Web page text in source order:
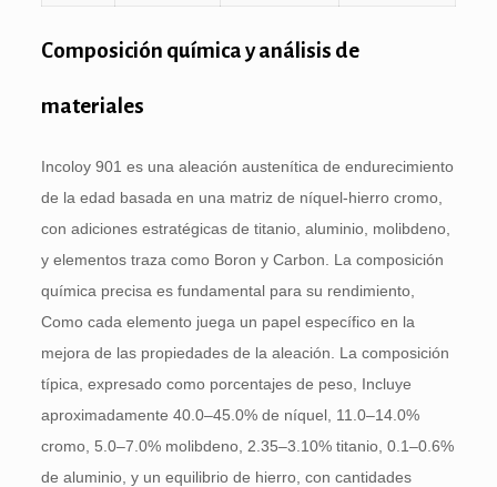
Composición química y análisis de
materiales
Incoloy 901 es una aleación austenítica de endurecimiento
de la edad basada en una matriz de níquel-hierro cromo,
con adiciones estratégicas de titanio, aluminio, molibdeno,
y elementos traza como Boron y Carbon. La composición
química precisa es fundamental para su rendimiento,
Como cada elemento juega un papel específico en la
mejora de las propiedades de la aleación. La composición
típica, expresado como porcentajes de peso, Incluye
aproximadamente 40.0–45.0% de níquel, 11.0–14.0%
cromo, 5.0–7.0% molibdeno, 2.35–3.10% titanio, 0.1–0.6%
de aluminio, y un equilibrio de hierro, con cantidades